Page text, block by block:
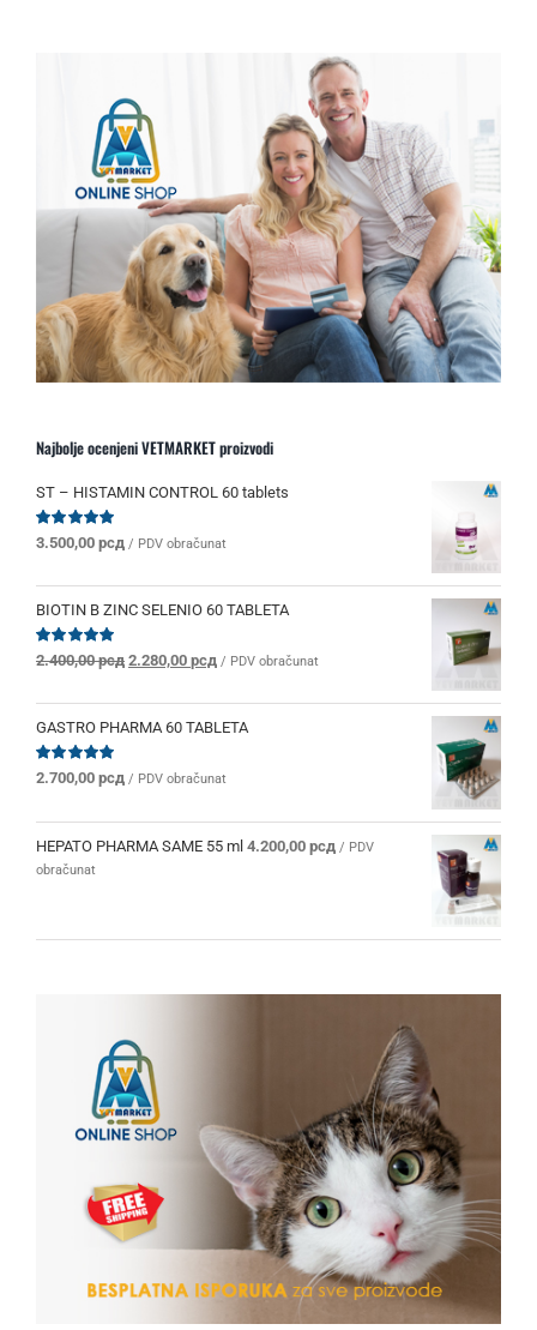
Najbolje ocenjeni VETMARKET proizvodi
ST – HISTAMIN CONTROL 60 tablets
Ocenjeno
5.00 od 5
3.500,00 рсд / PDV obračunat
BIOTIN B ZINC SELENIO 60 TABLETA
Ocenjeno
od 5
2.400,00рсд Originalna
je
bila:
2.280,00 рсд Trenutna
je:
2.280,00 рсд.
/ PDV obračunat
GASTRO PHARMA 60 TABLETA
Ocenjeno
od 5
2.700,00 рсд / PDV obračunat
HEPATO PHARMA SAME 55 ml 4.200,00 рсд / PDV
obračunat